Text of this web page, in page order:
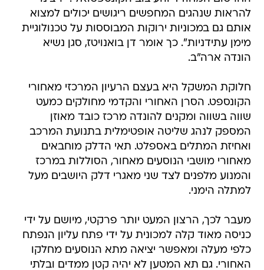
להראות שנהגים המחפשים ריגושים יכולים למצוא
אותם גם במכוניות ירוקות המבוססות על טכנולוגיית
מימן עתידניות". כך אומר דן בואנויטז, סגן נשיא
הונדה ארה"ב.
חלוקת המשקל היא בעצם הרעיון המרכזי מאחורי
הקונספט. הסרן האחורי והקדמי מחולקים כמעט
שווה בשווה ומקנים להונדה מרכז כובד מאוזן
המספק לנהג שליטה אופטימלית בתנועת המרכב
ואחיזת המתלים באספלט. תאי הדלק מוחבאים
מאחורי מושבי הנוסעים מאחור, הסוללות במרכז
והמנוע מלפנים לצד שני מאגרי דלק היושבים מעל
למתלה הימני.
מעבר לכך, הרצון המעט יותר פרקטי, מיושם על ידי
כניסה מאוד קלה למכונית על ידי פתח עליון הנפתח
כלפי מעלה ומאפשר יציאה מתא הנוסעים מחלקו
האחורי. גם תא המטען לא יהיה קטן ממדים ובלתי